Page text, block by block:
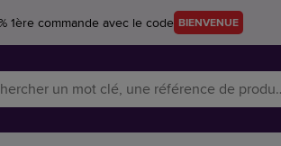
1ère commande avec le code BIENVENUE